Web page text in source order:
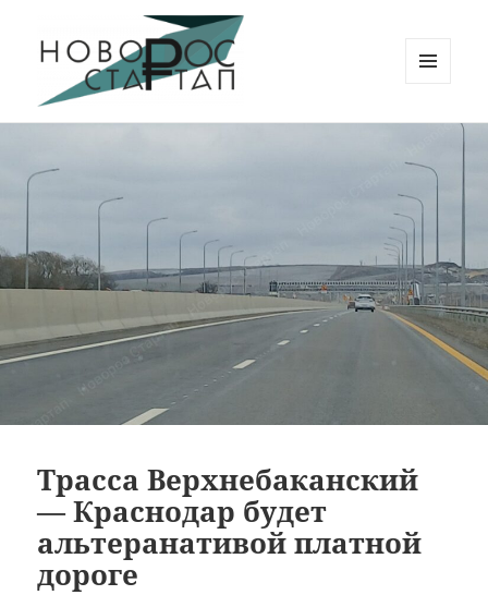
ВИДЖЕТЫ
Трасса Верхнебаканский
— Краснодар будет
альтеранативой платной
дороге